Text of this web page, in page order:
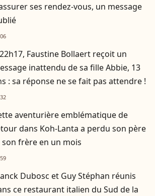
ses rendez-vous, un message
Faustine Bollaert reçoit un
inattendu de sa fille Abbie, 13
: sa réponse ne se fait pas attendre !
aventurière emblématique de
dans Koh-Lanta a perdu son père
son frère en un mois
Dubosc et Guy Stéphan réunis
ce restaurant italien du Sud de la